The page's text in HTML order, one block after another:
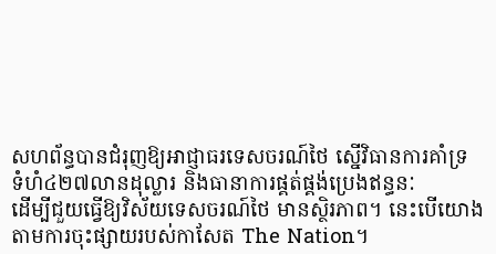
សហព័ន្ធបានជំរុញឱ្យអាជ្ញាធរទេសចរណ៍ថៃ ស្នើវិធានការគាំទ្រ
ទំហំ៤២៧លានដុល្លារ និងធានាការផ្គត់ផ្គង់ប្រេងឥន្ធនៈ
ដើម្បីជួយធ្វើឱ្យវិស័យទេសចរណ៍ថៃ មានស្ថិរភាព​។ នេះបើយោង
តាមការចុះផ្សាយរបស់កាសែត The Nation។